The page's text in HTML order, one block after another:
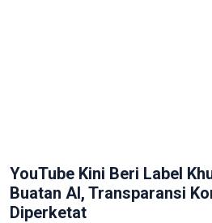
YouTube Kini Beri Label
Buatan AI, Transparansi
Diperketat